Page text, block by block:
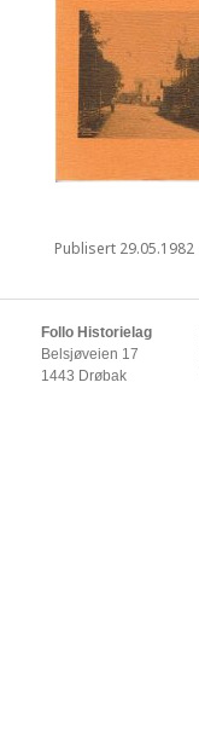
Publisert 29.05.1982
Follo Historielag
Belsjøveien 17
1443 Drøbak